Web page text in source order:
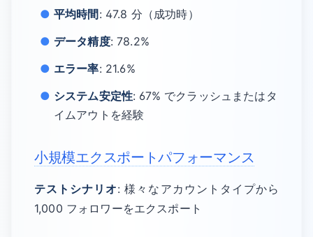
平均時間 : 47.8 分（成功時）
データ精度: 78.2%
エラー率: 21.6%
システム安定性: 67% でクラッシュまたはタ
イムアウトを経験
小規模エクスポートパフォーマンス
テストシナリオ: 様々なアカウントタイプから
1,000 フォロワーをエクスポート